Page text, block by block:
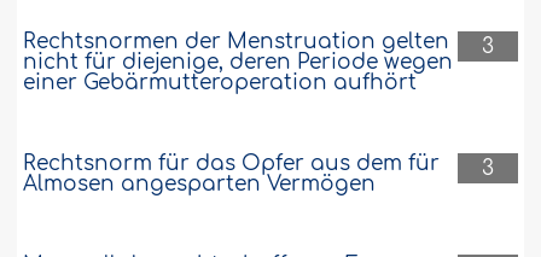
3
Rechtsnormen der Menstruation gelten
nicht für diejenige, deren Periode wegen
einer Gebärmutteroperation aufhört
3
Rechtsnorm für das Opfer aus dem für
Almosen angesparten Vermögen